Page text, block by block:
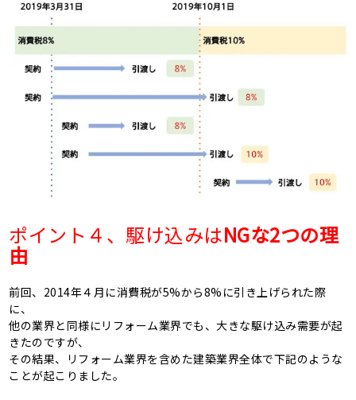
ポイント４、駆け込みはNGな2つの理
由
前回、2014年４月に消費税が5%から8%に引き上げられた際
に、
他の業界と同様にリフォーム業界でも、大きな駆け込み需要が起
きたのですが、
その結果、リフォーム業界を含めた建築業界全体で下記のような
ことが起こりました。